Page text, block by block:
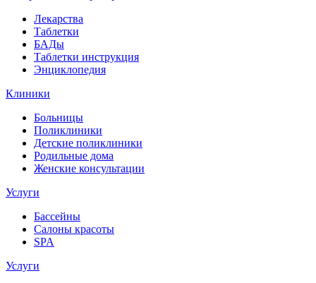
Лекарства
Таблетки
БАДы
Таблетки инструкция
Энциклопедия
Клиники
Больницы
Поликлиники
Детские поликлиники
Родильные дома
Женские консультации
Услуги
Бассейны
Салоны красоты
SPA
Услуги